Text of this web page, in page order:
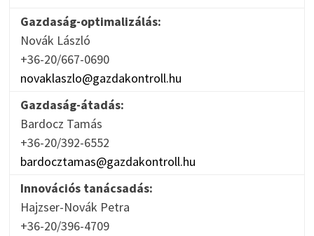
Gazdaság-optimalizálás:
Novák László
+36-20/667-0690
novaklaszlo@gazdakontroll.hu
Gazdaság-átadás:
Bardocz Tamás
+36-20/392-6552
bardocztamas@gazdakontroll.hu
Innovációs tanácsadás:
Hajzser-Novák Petra
+36-20/396-4709